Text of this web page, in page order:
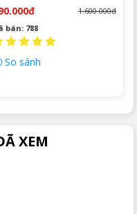
1.600.000đ
bán: 788
So sánh
XEM